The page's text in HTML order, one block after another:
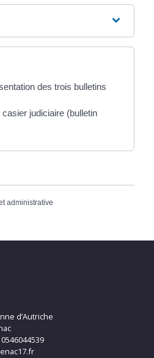
des trois bulletins
judiciaire (bulletin
administrative
d’Autriche